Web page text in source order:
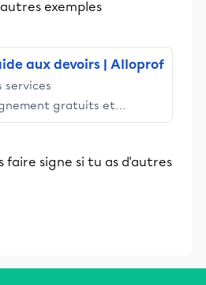
exemples
aux devoirs | Alloprof
services
gratuits et
engage les élèves
faire signe si tu as d'autres